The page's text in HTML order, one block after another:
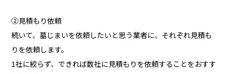
②見積もり依頼
続いて、墓じまいを依頼したいと思う業者に、それぞれ見積も
りを依頼します。
1社に絞らず、できれば数社に見積もりを依頼することをおすす